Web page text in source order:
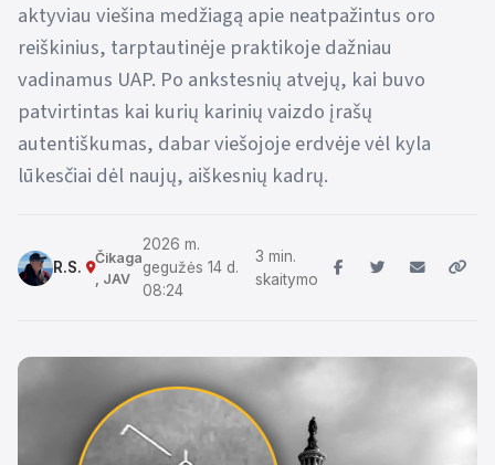
aktyviau viešina medžiagą apie neatpažintus oro
reiškinius, tarptautinėje praktikoje dažniau
vadinamus UAP. Po ankstesnių atvejų, kai buvo
patvirtintas kai kurių karinių vaizdo įrašų
autentiškumas, dabar viešojoje erdvėje vėl kyla
lūkesčiai dėl naujų, aiškesnių kadrų.
R.S.
Čikaga
, JAV
2026 m.
gegužės 14 d.
08:24
3 min.
skaitymo